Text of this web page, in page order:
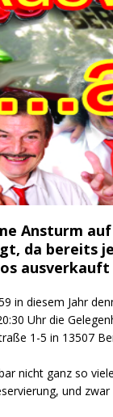
Ansturm
da bereits
in diesem Jahr
Uhr die
1-5 in 13507
nicht ganz so
und zwar